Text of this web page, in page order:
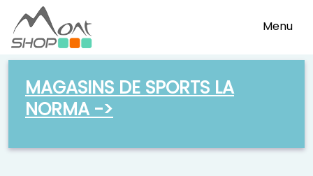
Menu
MAGASINS DE SPORTS LA
NORMA ->